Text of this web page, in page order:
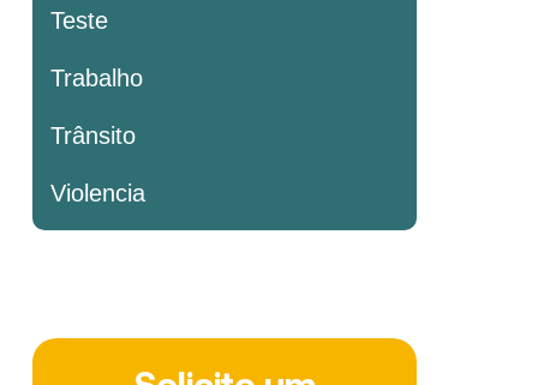
Teste
Trabalho
Trânsito
Violencia